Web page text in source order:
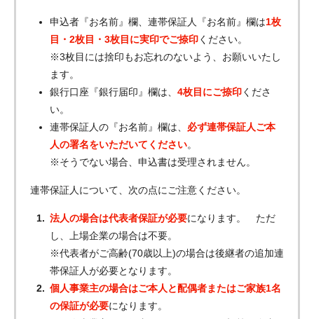
申込者『お名前』欄、連帯保証人『お名前』欄は1枚
目・2枚目・3枚目に実印でご捺印ください。
※3枚目には捨印もお忘れのないよう、お願いいたし
ます。
銀行口座『銀行届印』欄は、 4枚目にご捺印くださ
い。
連帯保証人の『お名前』欄は、 必ず連帯保証人ご本
人の署名をいただいてください。
※そうでない場合、申込書は受理されません。
連帯保証人について、次の点にご注意ください。
法人の場合は代表者保証が必要になります。 ただ
し、上場企業の場合は不要。
※代表者がご高齢(70歳以上)の場合は後継者の追加連
帯保証人が必要となります。
個人事業主の場合はご本人と配偶者またはご家族1名
の保証が必要になります。
お名前
電話番号
メールアドレス
お問合せ内容
(ご選択ください)
工事お見積り依頼
機器お見積り依頼
ご相談
その他